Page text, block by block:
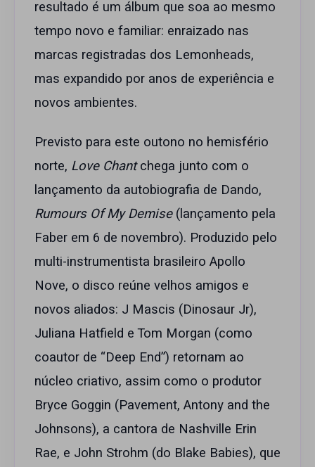
resultado é um álbum que soa ao mesmo
tempo novo e familiar: enraizado nas
marcas registradas dos Lemonheads,
mas expandido por anos de experiência e
novos ambientes.
Previsto para este outono no hemisfério
norte, Love Chantchega junto com o
lançamento da autobiografia de Dando,
Rumours Of My Demise(lançamento pela
Faber em 6 de novembro). Produzido pelo
multi-instrumentista brasileiro Apollo
Nove, o disco reúne velhos amigos e
novos aliados: J Mascis (Dinosaur Jr),
Juliana Hatfield e Tom Morgan (como
coautor de “Deep End”) retornam ao
núcleo criativo, assim como o produtor
Bryce Goggin (Pavement, Antony and the
Johnsons), a cantora de Nashville Erin
Rae, e John Strohm (do Blake Babies), que